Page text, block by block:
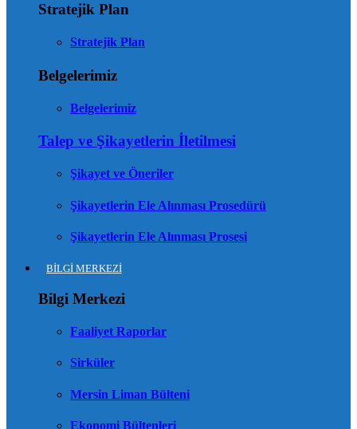
Stratejik Plan
Stratejik Plan
Belgelerimiz
Belgelerimiz
Talep ve Şikayetlerin İletilmesi
Şikayet ve Öneriler
Şikayetlerin Ele Alınması Prosedürü
Şikayetlerin Ele Alınması Prosesi
BİLGİ MERKEZİ
Bilgi Merkezi
Faaliyet Raporlar
Sirküler
Mersin Liman Bülteni
Ekonomi Bültenleri